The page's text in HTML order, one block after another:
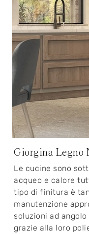
Giorgina Legno
Le cucine sono
acqueo e calore
tipo di finitura è
manutenzione
soluzioni ad
grazie alla loro